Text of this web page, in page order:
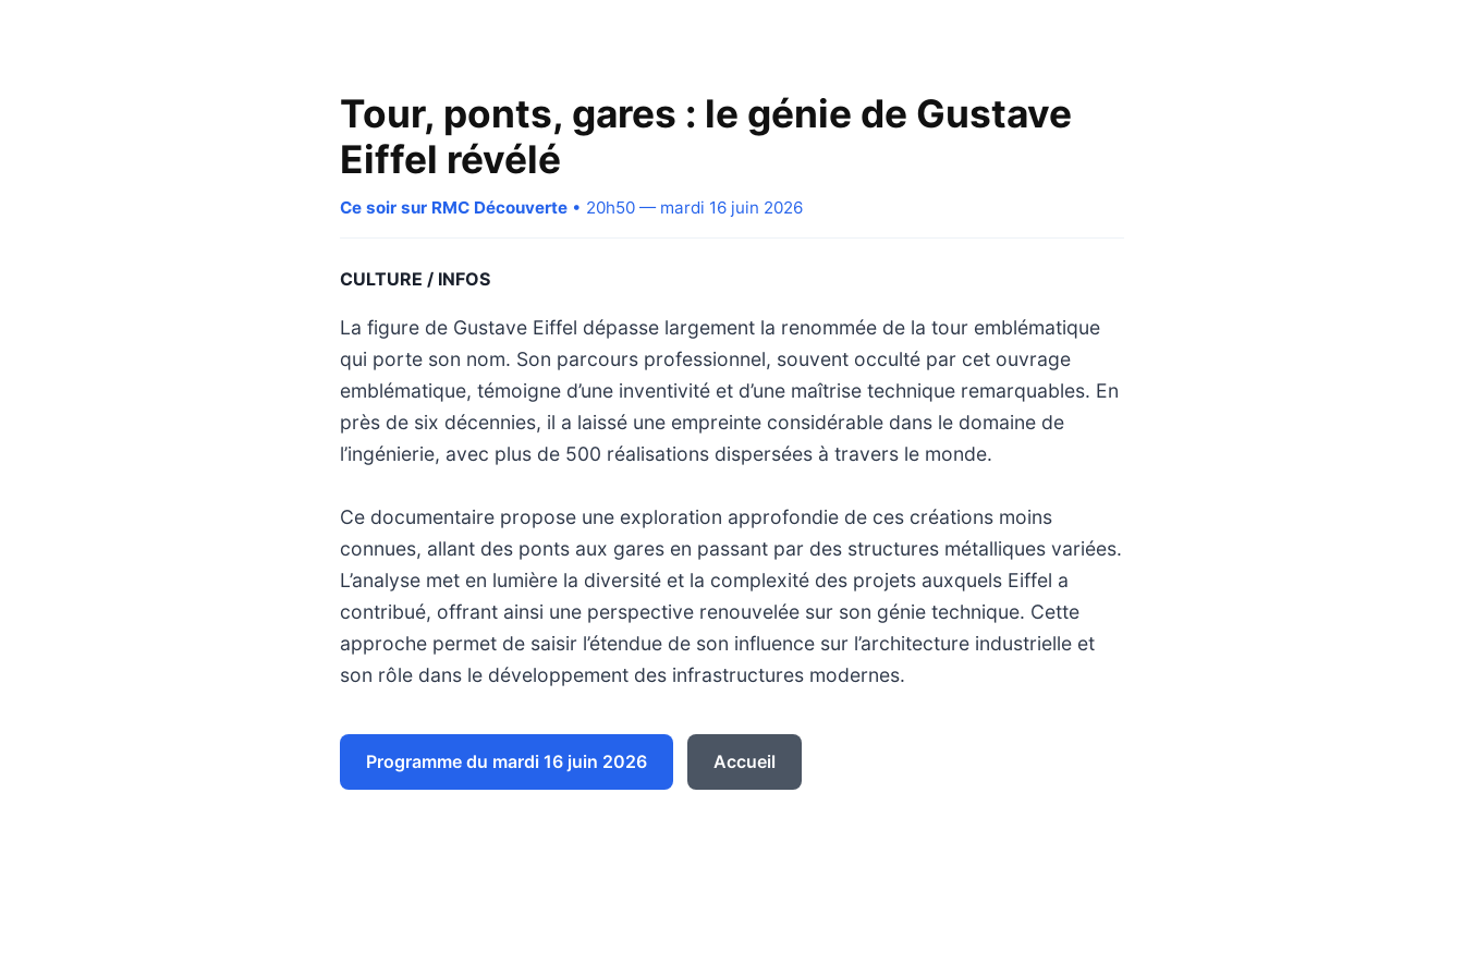
Tour, ponts, gares : le génie de Gustave
Eiffel révélé
Ce soir sur RMC Découverte • 20h50 — mardi 16 juin 2026
CULTURE / INFOS
La figure de Gustave Eiffel dépasse largement la renommée de la tour emblématique
qui porte son nom. Son parcours professionnel, souvent occulté par cet ouvrage
emblématique, témoigne d’une inventivité et d’une maîtrise technique remarquables. En
près de six décennies, il a laissé une empreinte considérable dans le domaine de
l’ingénierie, avec plus de 500 réalisations dispersées à travers le monde.
Ce documentaire propose une exploration approfondie de ces créations moins
connues, allant des ponts aux gares en passant par des structures métalliques variées.
L’analyse met en lumière la diversité et la complexité des projets auxquels Eiffel a
contribué, offrant ainsi une perspective renouvelée sur son génie technique. Cette
approche permet de saisir l’étendue de son influence sur l’architecture industrielle et
son rôle dans le développement des infrastructures modernes.
Programme du mardi 16 juin 2026 Accueil